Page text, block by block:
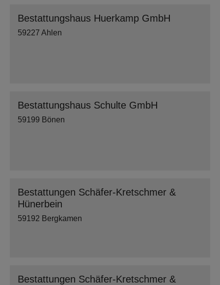
Bestattungshaus Huerkamp GmbH
59227 Ahlen
Bestattungshaus Schulte GmbH
59199 Bönen
Bestattungen Schäfer-Kretschmer &
Hünerbein
59192 Bergkamen
Bestattungen Schäfer-Kretschmer &